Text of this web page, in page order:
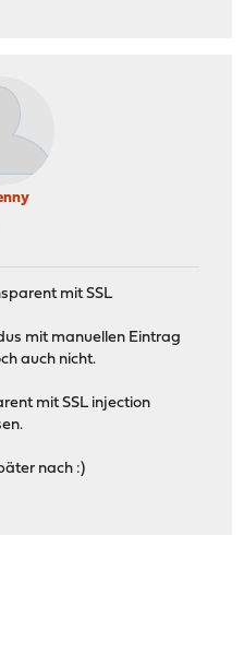
mit SSL
mit manuellen Eintrag
auch nicht.
mit SSL injection
nach :)